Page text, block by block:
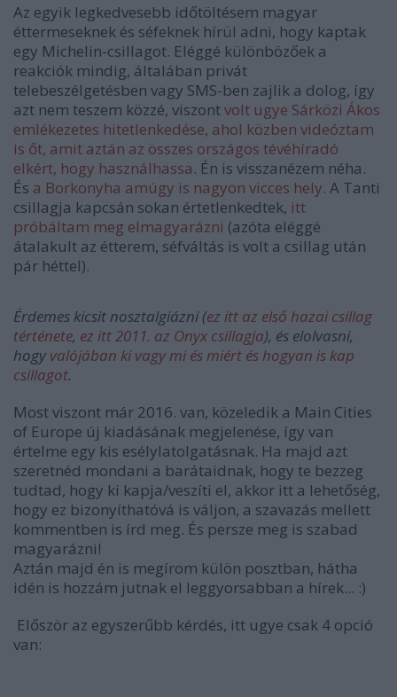
Az egyik legkedvesebb időtöltésem magyar
éttermeseknek és séfeknek hírül adni, hogy kaptak
egy Michelin-csillagot. Eléggé különbözőek a
reakciók mindig, általában privát
telebeszélgetésben vagy SMS-ben zajlik a dolog, így
azt nem teszem közzé, viszontvolt ugye Sárközi Ákos
emlékezetes hitetlenkedése, ahol közben videóztam
is őt, amit aztán az összes országos tévéhíradó
elkért, hogy használhassa. Én is visszanézem néha.
És a Borkonyha amúgy is nagyon vicces hely. A Tanti
csillagja kapcsán sokan értetlenkedtek, itt
próbáltam meg elmagyarázni (azóta eléggé
átalakult az étterem, séfváltás is volt a csillag után
pár héttel).
Érdemes kicsit nosztalgiázni (ez itt az első hazai csillag
térténete, ez itt 2011. az Onyx csillagja), és elolvasni,
hogy valójában ki vagy mi és miért és hogyan is kap
csillagot.
Most viszont már 2016. van, közeledik a Main Cities
of Europe új kiadásának megjelenése, így van
értelme egy kis esélylatolgatásnak. Ha majd azt
szeretnéd mondani a barátaidnak, hogy te bezzeg
tudtad, hogy ki kapja/veszíti el, akkor itt a lehetőség,
hogy ez bizonyíthatóvá is váljon, a szavazás mellett
kommentben is írd meg. És persze meg is szabad
magyarázni!
Aztán majd én is megírom külön posztban, hátha
idén is hozzám jutnak el leggyorsabban a hírek... :)
Először az egyszerűbb kérdés, itt ugye csak 4 opció
van: